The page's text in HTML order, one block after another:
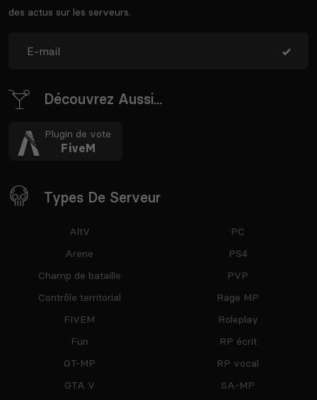
des actus sur les serveurs.
Découvrez Aussi...
Plugin de vote
FiveM
Types De Serveur
AltV
Arene
Champ de bataille
Contrôle territorial
FIVEM
Fun
GT-MP
GTA V
PC
PS4
PVP
Rage MP
Roleplay
RP écrit
RP vocal
SA-MP